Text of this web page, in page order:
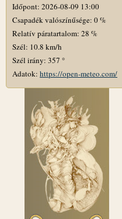
Időpont: 2026-08-09 13:00
Csapadék valószínűsége: 0 %
Relatív páratartalom: 28 %
Szél: 10.8 km/h
Szél irány: 357 °
Adatok: https://open-meteo.com/